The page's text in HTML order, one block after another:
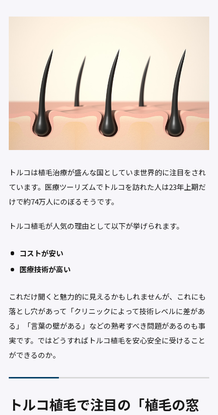
トルコは植毛治療が盛んな国としていま世界的に注目をされ
ています。医療ツーリズムでトルコを訪れた人は23年上期だ
けで約74万人にのぼるそうです。
トルコ植毛が人気の理由として以下が挙げられます。
コストが安い
医療技術が高い
これだけ聞くと魅力的に見えるかもしれませんが、これにも
落とし穴があって「クリニックによって技術レベルに差があ
る」「言葉の壁がある」などの熟考すべき問題があるのも事
実です。ではどうすればトルコ植毛を安心安全に受けること
ができるのか。
トルコ植毛で注目の「植毛の窓